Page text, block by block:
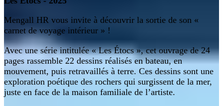
Mengall HR vous invite à découvrir la sortie de son «
carnet de voyage intérieur » !
Avec une série intitulée « Les Étocs », cet ouvrage de 24
pages rassemble 22 dessins réalisés en bateau, en
mouvement, puis retravaillés à terre. Ces dessins sont une
exploration poétique des rochers qui surgissent de la mer,
juste en face de la maison familiale de l’artiste.